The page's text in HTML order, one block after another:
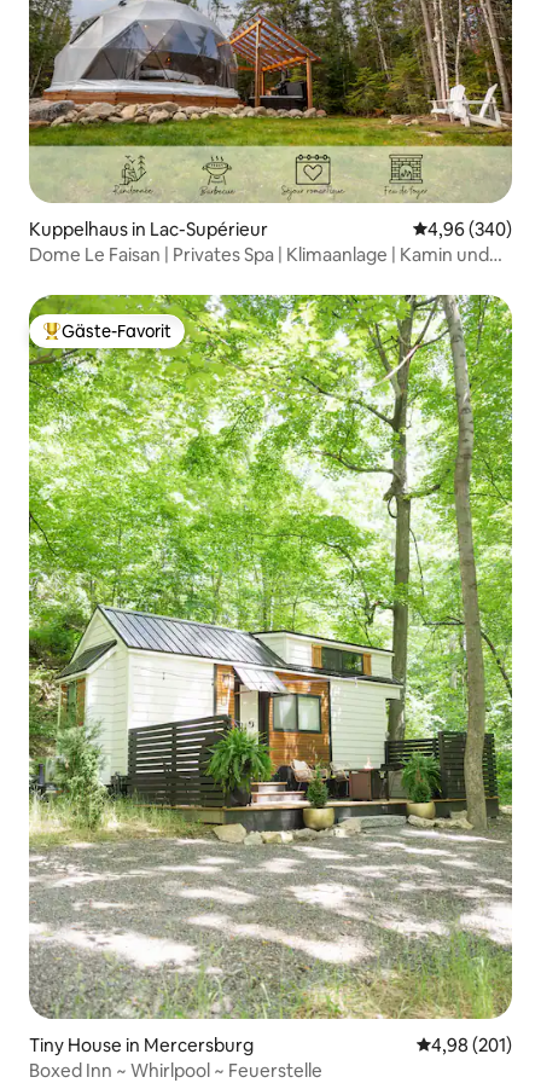
Kuppelhaus in Lac-Supérieur
4,96 (340)
Dome Le Faisan | Privates Spa | Klimaanlage | Kamin und
Beliebter Gäste-Favorit.
Gäste-Favorit
Tiny House in Mercersburg
4,98 (201)
Boxed Inn ~ Whirlpool ~ Feuerstelle